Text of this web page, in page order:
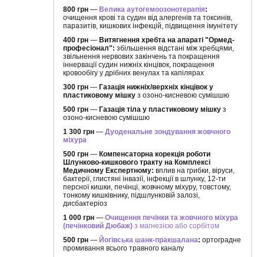
800 грн — Велика аутогемоозонотерапія:
очищення крові та судин від алергенів та токсинів,
паразитів, кишкових інфекцій, підвищення імунітету
400 грн — Витягнення хребта на апараті "Ормед-
професіонал": збільшення відстані між хребцями,
звільнення нервових закінчень та покращення
іннервації судин нижніх кінцівок, покращення
кровообігу у дрібних венулах та капілярах
300 грн — Газація нижніх/верхніх кінцівок у
пластиковому мішку з озоно-кисневою сумішшю
500 грн — Газація тіла у пластиковому мішку з
озоно-кисневою сумішшю
1 300 грн — Дуоденальне зондування жовчного
міхура
500 грн — Компенсаторна корекція роботи
Шлунково-кишкового тракту на Комплексі
Медичному Експертному: вплив на грибки, віруси,
бактерії, глистяні інвазії, інфекції в шлунку, 12-ти
персної кишки, печінці, жовчному міхуру, товстому,
тонкому кишківнику, підшлунковій залозі,
дисбактеріоз
1 000 грн — Очищення печінки та жовчного міхура
(печінковий Дюбаж) з магнезією або сорбітом
500 грн — Йогівська шанк-пракшалана: ортоградне
промивання всього травного каналу